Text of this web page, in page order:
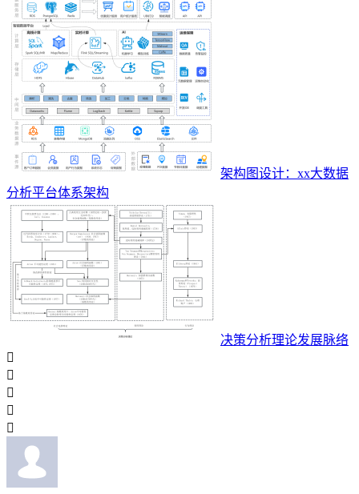
架构图设计：xx大数据
分析平台体系架构
决策分析理论发展脉络




